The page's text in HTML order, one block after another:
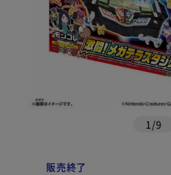
1 /9
販売終了